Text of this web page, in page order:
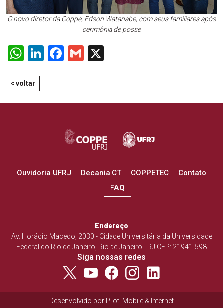
O novo diretor da Coppe, Edson Watanabe, com seus familiares após
cerimônia de posse
WhatsApp
LinkedIn
Facebook
Gmail
< voltar
Ouvidoria UFRJ Decania CT COPPETEC
Contato
FAQ
Endereço
Av. Horácio Macedo, 2030 - Cidade Universitária da Universidade
Federal do Rio de Janeiro, Rio de Janeiro - RJ CEP: 21941-598
Siga nossas redes
Desenvolvido por Piloti Mobile & Internet